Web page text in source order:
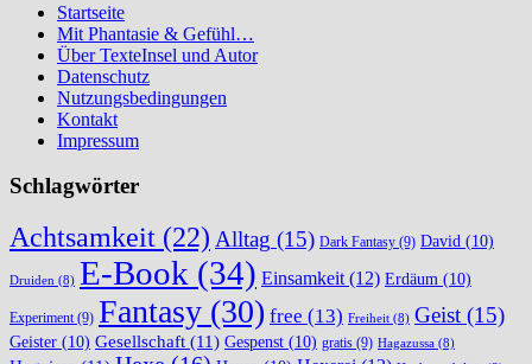
Startseite
Mit Phantasie & Gefühl…
Über TexteInsel und Autor
Datenschutz
Nutzungsbedingungen
Kontakt
Impressum
Schlagwörter
Achtsamkeit (22) Alltag (15) Dark Fantasy (9) David (10)
Druiden (8) E-Book (34) Einsamkeit (12) Erdäum (10)
Experiment(9) Fantasy (30) free (13) Freiheit (8) Geist (15)
Geister (10) Gesellschaft (11) Gespenst (10) gratis (9) Hagazussa (8)